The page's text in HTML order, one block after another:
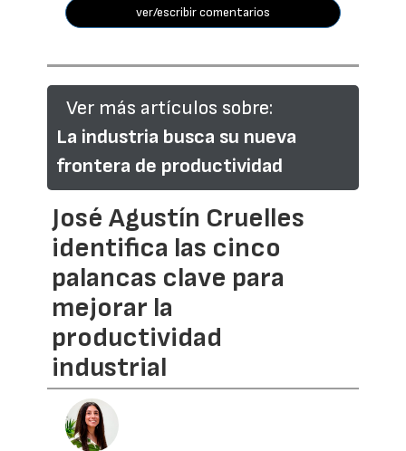
ver/escribir comentarios
Ver más artículos sobre:
La industria busca su nueva
frontera de productividad
José Agustín Cruelles
identifica las cinco
palancas clave para
mejorar la
productividad
industrial